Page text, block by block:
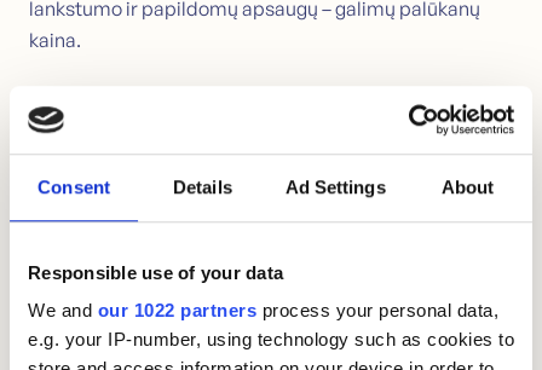
Consent Details Ad Settings About
Responsible use of your data
We and our 1022 partners process your personal data,
e.g. your IP-number, using technology such as cookies to
lankstumo ir papildomų apsaugų – galimų palūkanų
kaina.
Kreditinė kortelė ar paskola – kas
labiau apsimoka?
užstato. Tačiau negalima kreiptis kartu su kitu asmeniu
– nėra bendraskolio galimybės.
Kreditinė